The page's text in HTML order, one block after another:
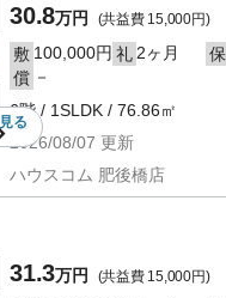
見る
30.8万円 (共益費 15,000円)
敷 100,000円 礼 2ヶ月 保
償 －
6階 / 1SLDK / 76.86㎡
2026/08/07 更新
ハウスコム 肥後橋店
31.3万円 (共益費 15,000円)